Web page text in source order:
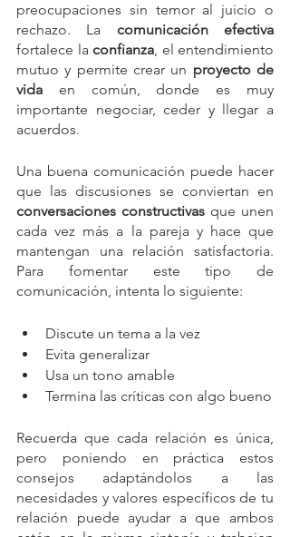
preocupaciones sin temor al juicio o
rechazo. La comunicación efectiva
fortalece la confianza, el entendimiento
mutuo y permite crear un proyecto de
vida en común, donde es muy
importante negociar, ceder y llegar a
acuerdos.
Una buena comunicación puede hacer
conversaciones constructivas que unen
cada vez más a la pareja y hace que
mantengan una relación satisfactoria.
Para fomentar este tipo de
comunicación, intenta lo siguiente:
Discute un tema a la vez
Evita generalizar
Usa un tono amable
Termina las críticas con algo bueno
Recuerda que cada relación es única,
pero poniendo en práctica estos
consejos adaptándolos a las
necesidades y valores específicos de tu
relación puede ayudar a que ambos